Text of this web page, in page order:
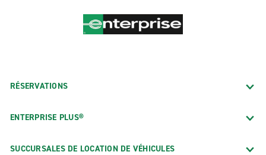
RÉSERVATIONS
ENTERPRISE PLUS®
SUCCURSALES DE LOCATION DE VÉHICULES